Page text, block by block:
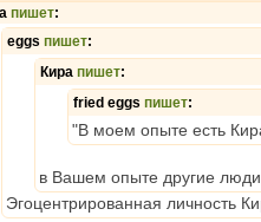
пишет:
eggs пишет:
Кира пишет:
fried eggs пишет:
"В моем опыте есть
в Вашем опыте другие
Эгоцентрированная личность